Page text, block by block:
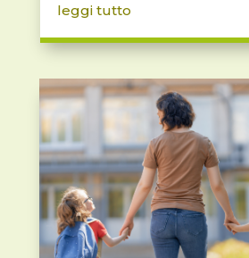
leggi tutto